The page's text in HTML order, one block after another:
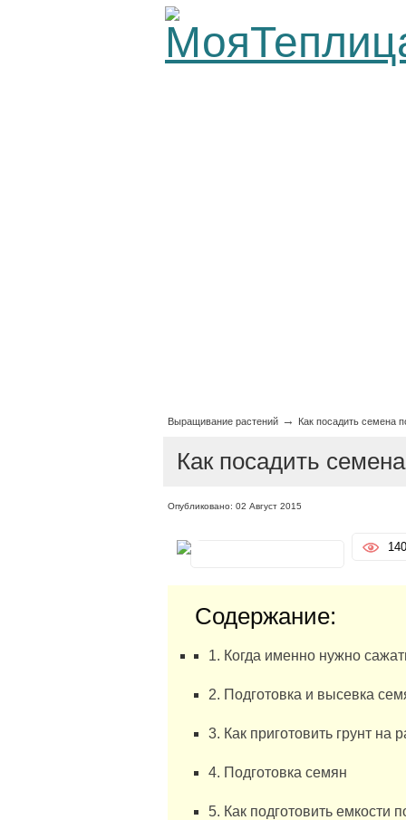
Выращивание растений→ Как посадить семена
Как посадить
Опубликовано: 02 Август 2015
Содержание:
1. Когда именно нужно
2. Подготовка и высевка
3. Как приготовить грунт на
4. Подготовка семян
5. Как подготовить емкости